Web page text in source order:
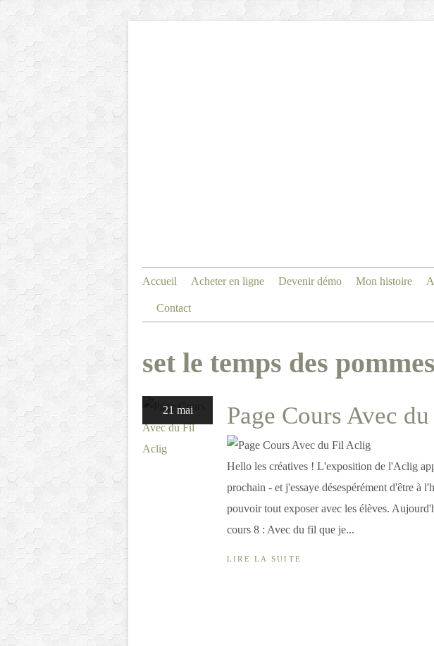
Accueil Acheter en ligne Devenir démo Mon histoire
Contact
set le temps des pommes
21 mai Page Cours Avec
Hello les créatives ! L'exposition de l'Aclig
prochain - et j'essaye désespérément d'être à
pouvoir tout exposer avec les élèves.
cours 8 : Avec du fil que je...
LIRE LA SUITE